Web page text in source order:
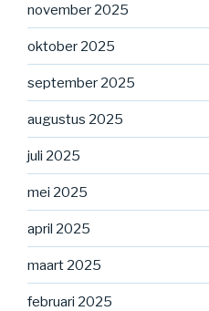
november 2025
oktober 2025
september 2025
augustus 2025
juli 2025
mei 2025
april 2025
maart 2025
februari 2025